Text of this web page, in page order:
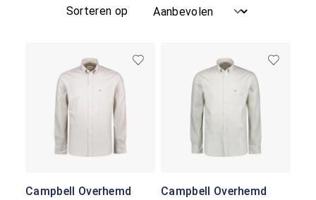
Sorteren op
Campbell Overhemd Campbell Overhemd